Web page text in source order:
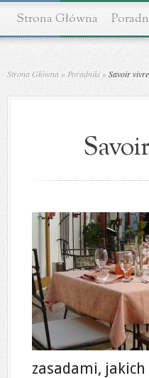
Strona Główna
Strona Główna » Poradniki »Savoir
zasadami,